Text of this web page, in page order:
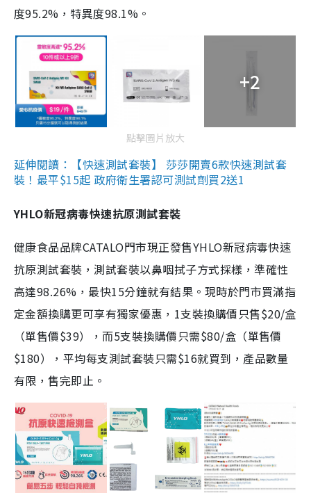
度95.2%，特異度98.1%。
+2
點擊圖片放大
延伸閱讀：【快速測試套裝】 莎莎開賣6款快速測試套
裝！最平$15起 政府衛生署認可測試劑買2送1
YHLO新冠病毒快速抗原測試套裝
健康食品品牌CATALO門市現正發售YHLO新冠病毒快速
抗原測試套裝，測試套裝以鼻咽拭子方式採樣，準確性
高達98.26%，最快15分鐘就有結果。現時於門市買滿指
定金額換購更可享有獨家優惠，1支裝換購價只售$20/盒
（單售價$39），而5支裝換購價只需$80/盒（單售價
$180），平均每支測試套裝只需$16就買到，產品數量
有限，售完即止。